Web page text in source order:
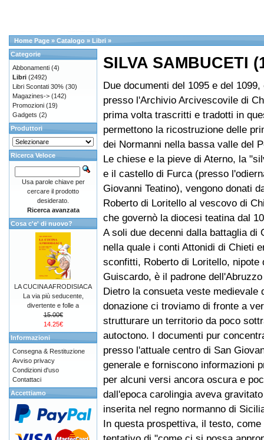
Home Page » Catalogo » Libri »
SILVA SAMBUCETI
Due documenti del 1095 e del
presso l'Archivio Arcivescovile di
prima volta trascritti e tradotti in
permettono la ricostruzione delle
dei Normanni nella bassa valle del
Le chiese e la pieve di Aterno, la
e il castello di Furca (presso
Giovanni Teatino), vengono donati
Roberto di Loritello al vescovo di
che governò la diocesi teatina dal
A soli due decenni dalla battaglia di
nella quale i conti Attonidi di Chieti
sconfitti, Roberto di Loritello, nipote
Guiscardo, è il padrone
Dietro la consueta veste medievale
donazione ci troviamo di fronte a
strutturare un territorio da poco
autoctono. I documenti pur
presso l'attuale centro di San
generale e forniscono informazioni
per alcuni versi ancora oscura e
dall'epoca carolingia aveva
inserita nel regno normanno di
In questa prospettiva, il testo,
Categorie
Abbonamenti (4)
Libri (2492)
Libri Scontati 30% (30)
Magazines-> (142)
Promozioni (19)
Gadgets (2)
Produttori
Ricerca Veloce
Usa parole chiave per
cercare il prodotto
desiderato.
Ricerca avanzata
Cosa c'e' di nuovo?
LA CUCINA AFRODISIACA
La via più seducente,
divertente e folle a
15.00€
14.25€
Informazioni
Consegna & Restituzione
Avviso privacy
Condizioni d'uso
Contattaci
Accettiamo